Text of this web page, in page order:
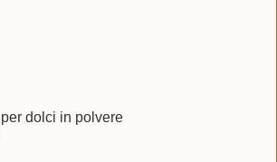
dolci in polvere